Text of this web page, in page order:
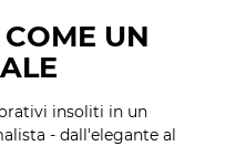
UN
insoliti in un
- dall'elegante al